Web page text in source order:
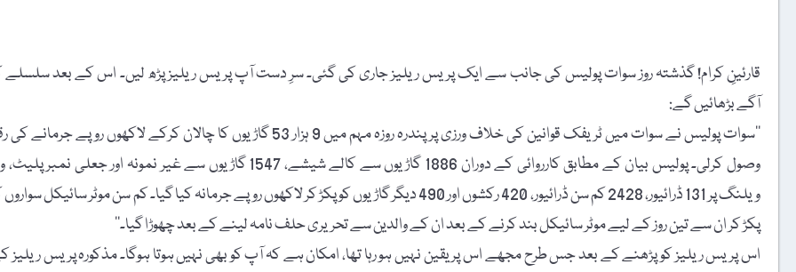
قارئینِ کرام! گذشتہ روز سوات پولیس کی جانب سے ایک پریس ریلیز جاری کی گئی۔ سرِ دست آپ پریس ریلیز پڑھ لیں۔ اس کے بعد سلسلے
آگے بڑھائیں گے:
’’سوات پولیس نے سوات میں ٹریفک قوانین کی خلاف ورزی پر پندرہ روزہ مہم میں 9 ہزار 53 گاڑیوں کا چالان کرکے لاکھوں روپے جرمانے
وصول کرلی۔ پولیس بیان کے مطابق کارروائی کے دوران 1886 گاڑیوں سے کالے شیشے، 1547 گاڑیوں سے غیر نمونہ اور جعلی نمبر
ویلنگ پر 131 ڈرائیور، 2428 کم سن ڈرائیور، 420 رکشوں اور 490 دیگر گاڑیوں کو پکڑ کر لاکھوں روپے جرمانہ کیا گیا۔ کم سن موٹر سائیکل
پکڑ کر ان سے تین روز کے لیے موٹر سائیکل بند کرنے کے بعد ان کے والدین سے تحریری حلف نامہ لینے کے بعد چھوڑا گیا۔‘‘
اس پریس ریلیز کو پڑھنے کے بعد جس طرح مجھے اس پر یقین نہیں ہو رہا تھا، امکان ہے کہ آپ کو بھی نہیں ہوتا ہوگا۔ مذکورہ پریس ریلیز